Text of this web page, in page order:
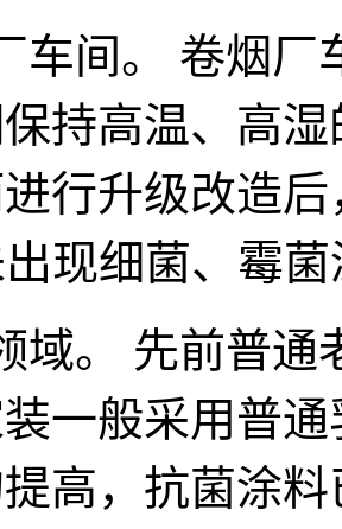
车间。 卷烟厂
持高温、高
行升级改造
现细菌、霉
域。 先前普通
一般采用普
高，抗菌涂